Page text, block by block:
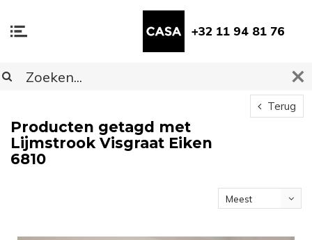
+32 11 94 81 76
Terug
Producten getagd met
Lijmstrook Visgraat Eiken
6810
Meest